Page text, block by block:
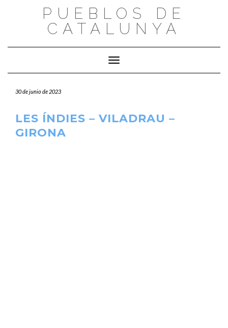
PUEBLOS DE
CATALUNYA
Cambiar modo de navegación
30 de junio de 2023
LES ÍNDIES – VILADRAU –
GIRONA